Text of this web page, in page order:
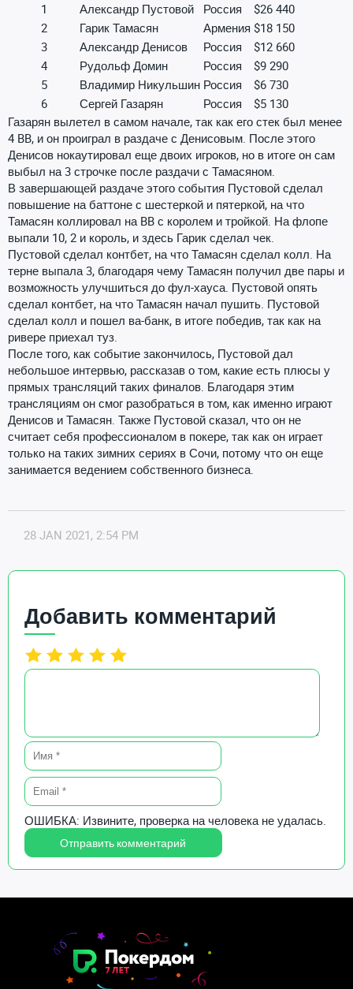
1
Александр Пустовой Россия
$26 440
2
Гарик Тамасян Армения $18 150
3
Александр Денисов Россия
$12 660
4
Рудольф Домин Россия
$9 290
5
Владимир Никульшин Россия
$6 730
6
Сергей Газарян Россия
$5 130
Газарян вылетел в самом начале, так как его стек был менее
4 BB, и он проиграл в раздаче с Денисовым. После этого
Денисов нокаутировал еще двоих игроков, но в итоге он сам
выбыл на 3 строчке после раздачи с Тамасяном.
В завершающей раздаче этого события Пустовой сделал
повышение на баттоне с шестеркой и пятеркой, на что
Тамасян коллировал на BB с королем и тройкой. На флопе
выпали 10, 2 и король, и здесь Гарик сделал чек.
Пустовой сделал контбет, на что Тамасян сделал колл. На
терне выпала 3, благодаря чему Тамасян получил две пары и
возможность улучшиться до фул-хауса. Пустовой опять
сделал контбет, на что Тамасян начал пушить. Пустовой
сделал колл и пошел ва-банк, в итоге победив, так как на
ривере приехал туз.
После того, как событие закончилось, Пустовой дал
небольшое интервью, рассказав о том, какие есть плюсы у
прямых трансляций таких финалов. Благодаря этим
трансляциям он смог разобраться в том, как именно играют
Денисов и Тамасян. Также Пустовой сказал, что он не
считает себя профессионалом в покере, так как он играет
только на таких зимних сериях в Сочи, потому что он еще
занимается ведением собственного бизнеса.
28 JAN 2021, 2:54 PM
Добавить комментарий
ОШИБКА: Извините, проверка на человека не удалась.